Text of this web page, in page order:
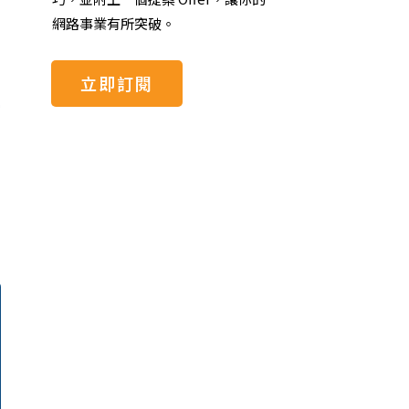
網路事業有所突破。
立即訂閱